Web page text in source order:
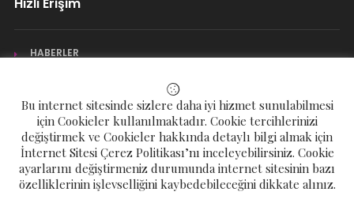
Hızlı Erişim
HABERLER
ÜYELİK İŞLEMLERİ
ÜYE OL
Bu internet sitesinde sizlere daha iyi hizmet sunulabilmesi
için Cookieler kullanılmaktadır. Cookie tercihlerinizi
değiştirmek ve Cookieler hakkında detaylı bilgi almak için
İnternet Sitesi Çerez Politikası’nı inceleyebilirsiniz. Cookie
ayarlarını değiştirmeniz durumunda internet sitesinin bazı
özelliklerinin işlevselliğini kaybedebileceğini dikkate alınız.